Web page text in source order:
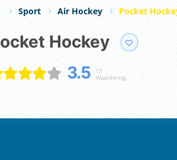
Sport Air Hockey Pocket
Pocket Hockey
3.5
13
Waardering: